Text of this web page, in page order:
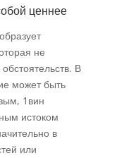
ценнее
не
В
может быть
1вин
истоком
в
или